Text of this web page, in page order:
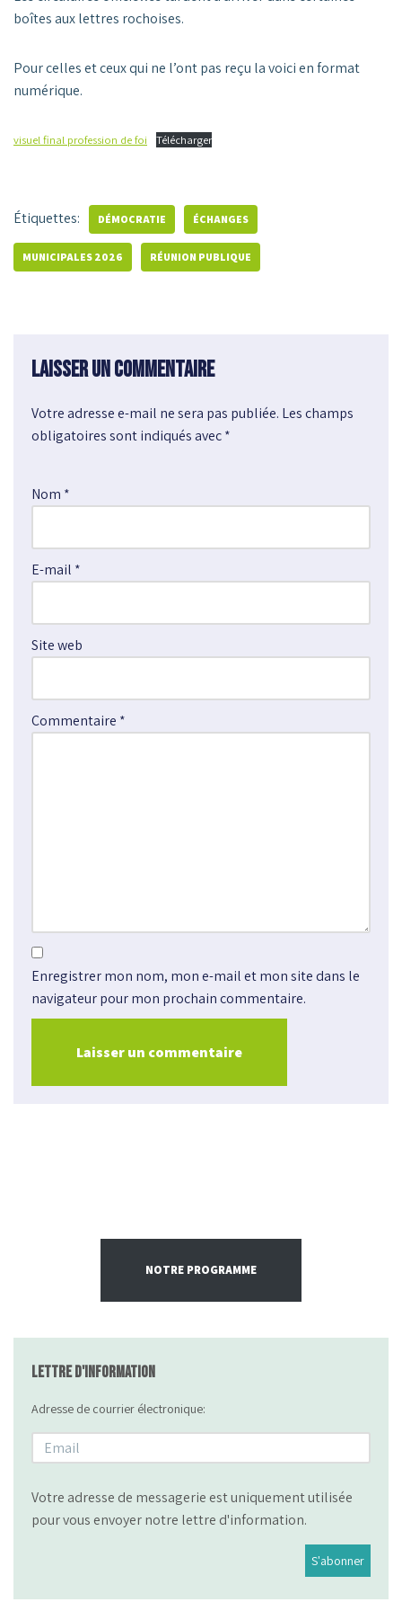
boîtes aux lettres rochoises.
Pour celles et ceux qui ne l’ont pas reçu la voici en format
numérique.
visuel final profession de foi Télécharger
Étiquettes: DÉMOCRATIE ÉCHANGES
MUNICIPALES 2026 RÉUNION PUBLIQUE
Laisser un commentaire
Votre adresse e-mail ne sera pas publiée. Les champs
obligatoires sont indiqués avec*
Nom *
E-mail *
Site web
Commentaire *
Enregistrer mon nom, mon e-mail et mon site dans le
navigateur pour mon prochain commentaire.
A
l
r
a
t
e
:
NOTRE PROGRAMME
Lettre d'information
Adresse de courrier électronique:
Votre adresse de messagerie est uniquement utilisée
pour vous envoyer notre lettre d'information.